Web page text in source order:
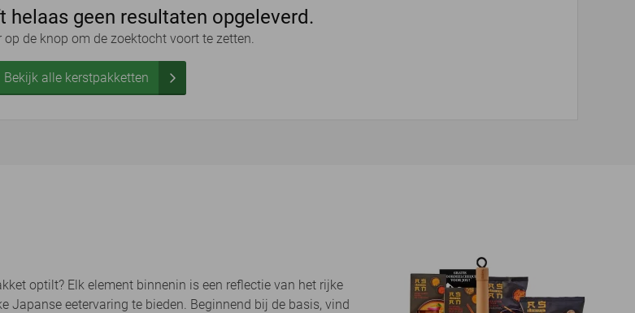
helaas geen resultaten opgeleverd.
op de knop om de zoektocht voort te zetten.
Bekijk alle kerstpakketten
optilt? Elk element binnenin is een reflectie van het rijke
Japanse eetervaring te bieden. Beginnend bij de basis, vind